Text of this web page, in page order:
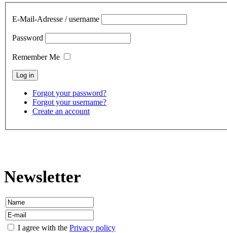
E-Mail-Adresse / username
Password
Remember Me
Forgot your password?
Forgot your username?
Create an account
Newsletter
I agree with the Privacy policy